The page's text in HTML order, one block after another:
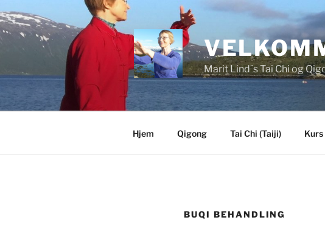
to
content
Marit Lind´s Tai Chi og
Hjem Qigong Tai Chi (Taiji) Kurs
BUQI BEHANDLING